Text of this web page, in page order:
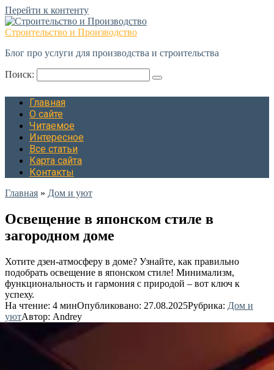
Перейти к контенту
Строительство и Производство
Блог про услуги для производства и строительства
Поиск:
Главная
О сайте
Читаемое
Интересное
Все статьи
Карта сайта
Контакты
Главная » Дом и уют
Освещение в японском стиле в
загородном доме
Хотите дзен-атмосферу в доме? Узнайте, как правильно
подобрать освещение в японском стиле! Минимализм,
функциональность и гармония с природой – вот ключ к
успеху.
На чтение: 4 минОпубликовано: 27.08.2025Рубрика: Дом и
уютАвтор: Andrey